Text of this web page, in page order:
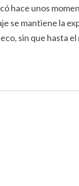
hace unos
se mantiene la
sin que hasta